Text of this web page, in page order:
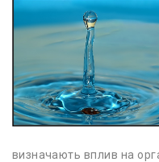
визначають вплив на